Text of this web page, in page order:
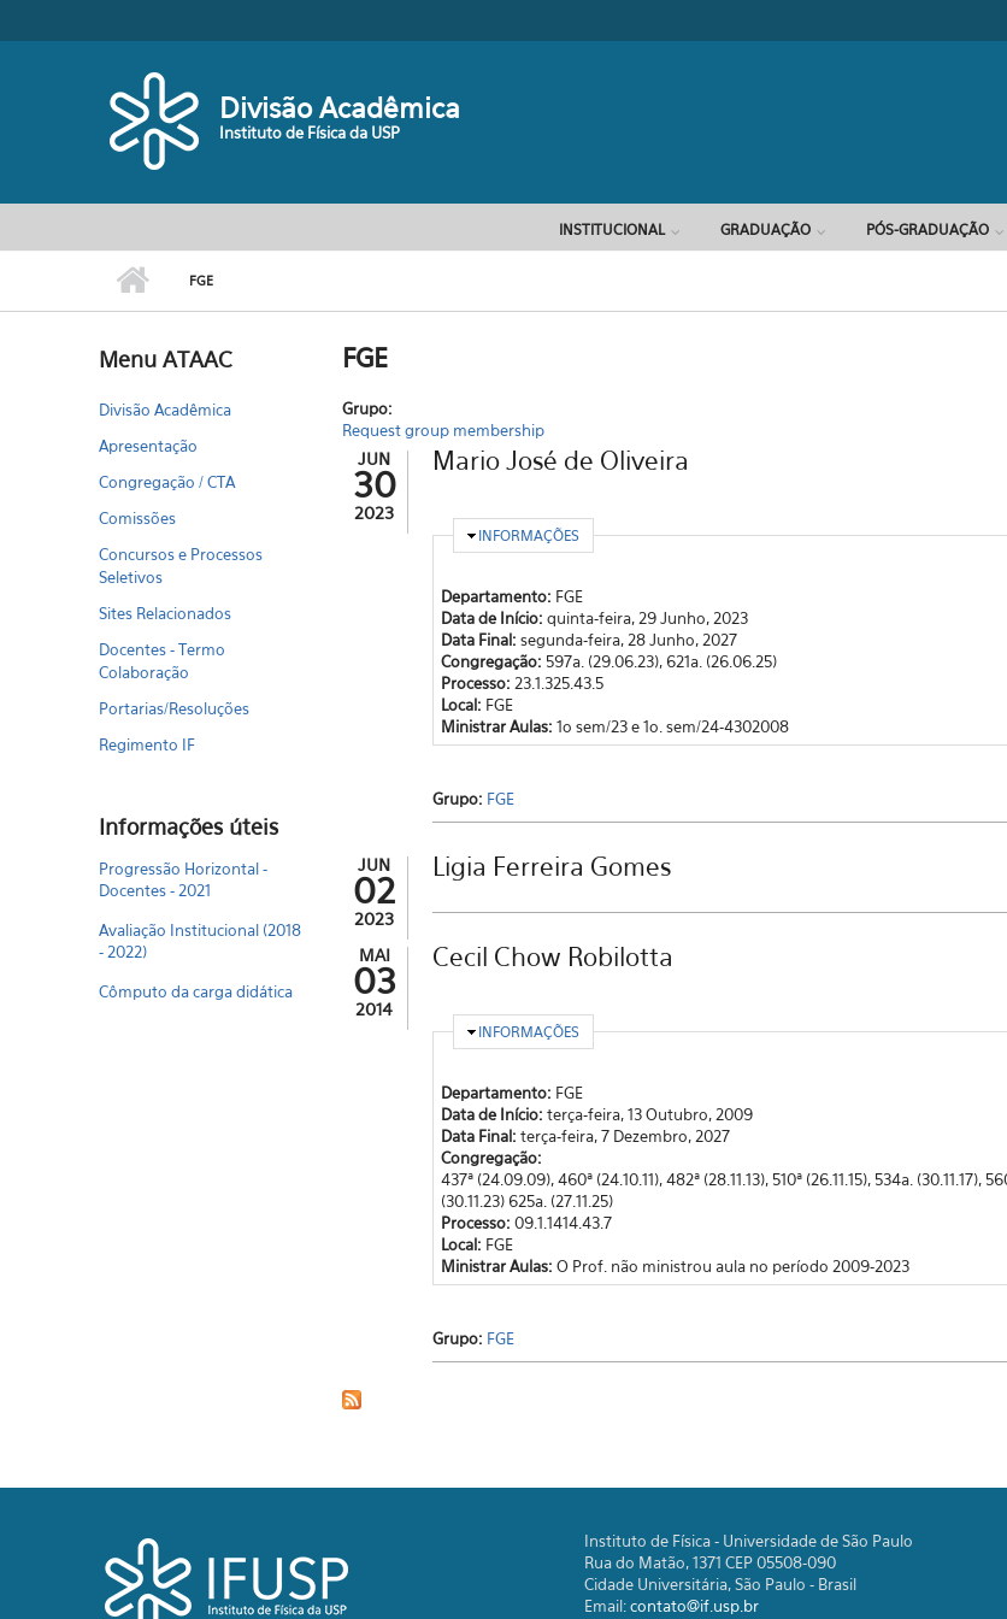
Divisão Acadêmica
Instituto de Física da USP
INSTITUCIONAL GRADUAÇÃO PÓS-GRADUAÇÃO
FGE
Menu ATAAC
Divisão Acadêmica
Apresentação
Congregação / CTA
Comissões
Concursos e Processos
Seletivos
Sites Relacionados
Docentes - Termo
Colaboração
Portarias/Resoluções
Regimento IF
Informações úteis
Progressão Horizontal -
Docentes - 2021
Avaliação Institucional (2018
- 2022)
Cômputo da carga didática
FGE
Grupo:
Request group membership
JUN
30
2023
Mario José de Oliveira
OCULTAR
INFORMAÇÕES
Departamento: FGE
Data de Início:quinta-feira, 29 Junho, 2023
Data Final:segunda-feira, 28 Junho, 2027
Congregação: 597a. (29.06.23), 621a. (26.06.25)
Processo: 23.1.325.43.5
Local: FGE
Ministrar Aulas:1o sem/23 e 1o. sem/24-4302008
Grupo: FGE
JUN
02
2023
Ligia Ferreira Gomes
MAI
03
2014
Cecil Chow Robilotta
OCULTAR
INFORMAÇÕES
Departamento: FGE
Data de Início:terça-feira, 13 Outubro, 2009
Data Final:terça-feira, 7 Dezembro, 2027
Congregação:
437ª (24.09.09), 460ª (24.10.11), 482ª (28.11.13), 510ª (26.11.15), 534a. (30.11.17),
(30.11.23) 625a. (27.11.25)
Processo:09.1.1414.43.7
Local: FGE
Ministrar Aulas:O Prof. não ministrou aula no período 2009-2023
Grupo: FGE
Instituto de Física - Universidade de São Paulo
Rua do Matão, 1371 CEP 05508-090
Cidade Universitária, São Paulo - Brasil
Email:contato@if.usp.br